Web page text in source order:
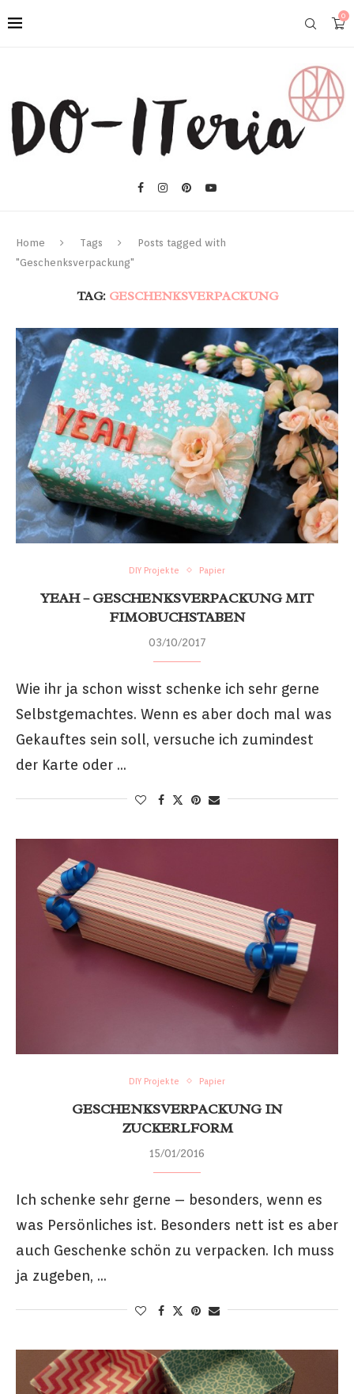
0
Home Tags
Posts tagged with
"Geschenksverpackung"
TAG: GESCHENKSVERPACKUNG
DIY Projekte Papier
YEAH – GESCHENKSVERPACKUNG MIT
FIMOBUCHSTABEN
03/10/2017
Wie ihr ja schon wisst schenke ich sehr gerne
Selbstgemachtes. Wenn es aber doch mal was
Gekauftes sein soll, versuche ich zumindest
der Karte oder …
DIY Projekte Papier
GESCHENKSVERPACKUNG IN
ZUCKERLFORM
15/01/2016
Ich schenke sehr gerne – besonders, wenn es
was Persönliches ist. Besonders nett ist es aber
auch Geschenke schön zu verpacken. Ich muss
ja zugeben, …